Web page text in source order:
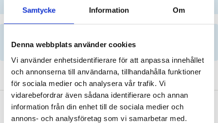
Samtycke Information Om
Denna webbplats använder cookies
Vi använder enhetsidentifierare för att anpassa innehållet
och annonserna till användarna, tillhandahålla funktioner
för sociala medier och analysera vår trafik. Vi
vidarebefordrar även sådana identifierare och annan
information från din enhet till de sociala medier och
annons- och analysföretag som vi samarbetar med.
parts by reg. number and service recommendations.
About the manufacturer